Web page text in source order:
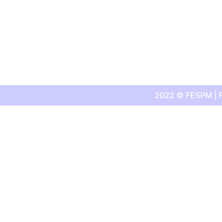
2022 © FESPM |